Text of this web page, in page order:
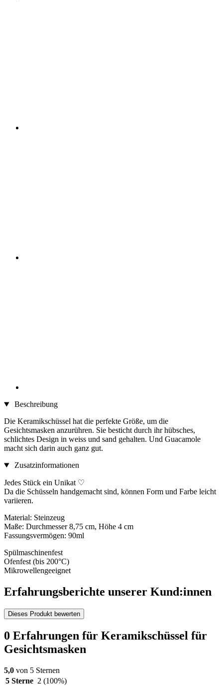
Beschreibung
Die Keramikschüssel hat die perfekte Größe, um die
Gesichtsmasken anzurühren. Sie besticht durch ihr hübsches,
schlichtes Design in weiss und sand gehalten. Und Guacamole
macht sich darin auch ganz gut.
Zusatzinformationen
Jedes Stück ein Unikat ♡
Da die Schüsseln handgemacht sind, können Form und Farbe leicht
variieren.
Material: Steinzeug
Maße: Durchmesser 8,75 cm, Höhe 4 cm
Fassungsvermögen: 90ml
Spülmaschinenfest
Ofenfest (bis 200°C)
Mikrowellengeeignet
Erfahrungsberichte unserer Kund:innen
Dieses Produkt bewerten
0 Erfahrungen für Keramikschüssel für
Gesichtsmasken
5,0 von 5 Sternen
5 Sterne 2 (100%)